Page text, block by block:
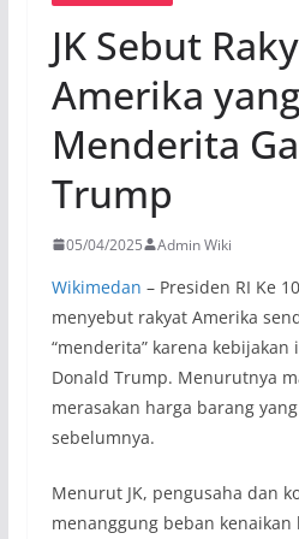
JK Sebut
Amerika yang
Menderita
Trump
05/04/2025 Admin Wiki
Wikimedan – Presiden RI Ke
menyebut rakyat Amerika
“menderita” karena kebijakan
Donald Trump. Menurutnya
merasakan harga barang
sebelumnya.
Menurut JK, pengusaha dan
menanggung beban